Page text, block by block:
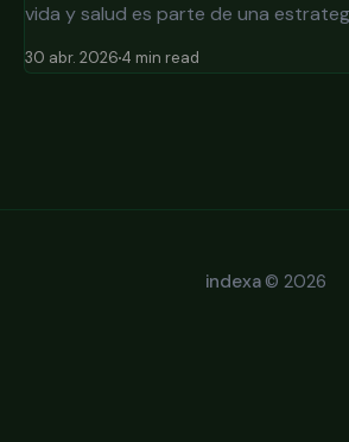
vida y salud es parte de una
30 abr. 2026 4 min read
indexa© 2026